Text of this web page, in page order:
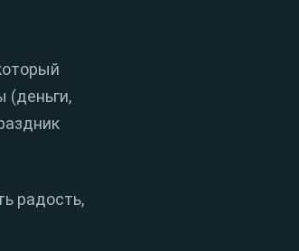
(деньги,
радость,